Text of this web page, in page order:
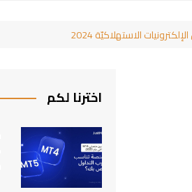
اخترنا لكم